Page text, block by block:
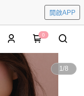
開啟APP
0
1/8